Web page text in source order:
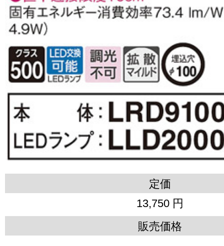
定価
13,750 円
販売価格